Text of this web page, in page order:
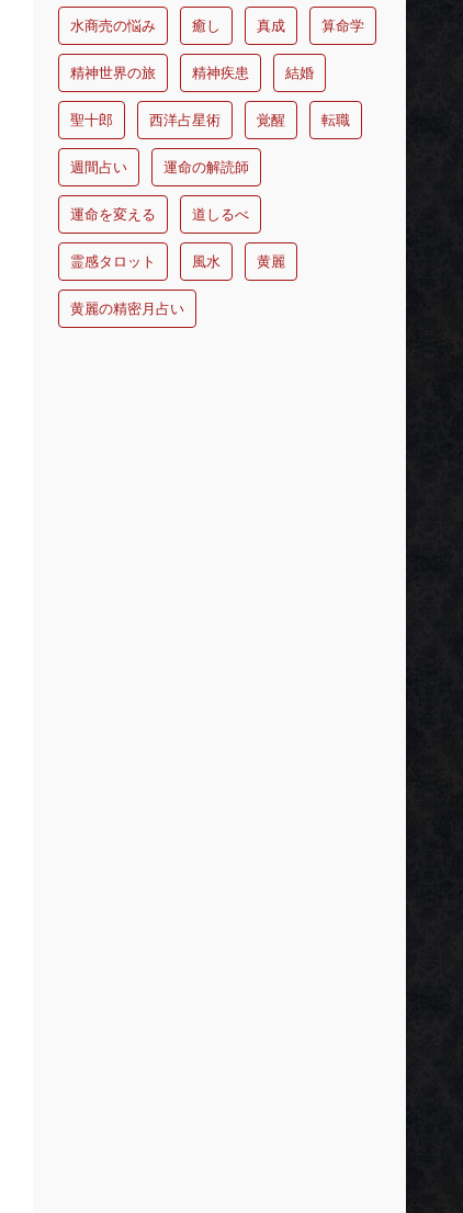
水商売の悩み 癒し 真成 算命学
精神世界の旅 精神疾患 結婚
聖十郎 西洋占星術 覚醒 転職
週間占い 運命の解読師
運命を変える 道しるべ
霊感タロット 風水 黄麗
黄麗の精密月占い